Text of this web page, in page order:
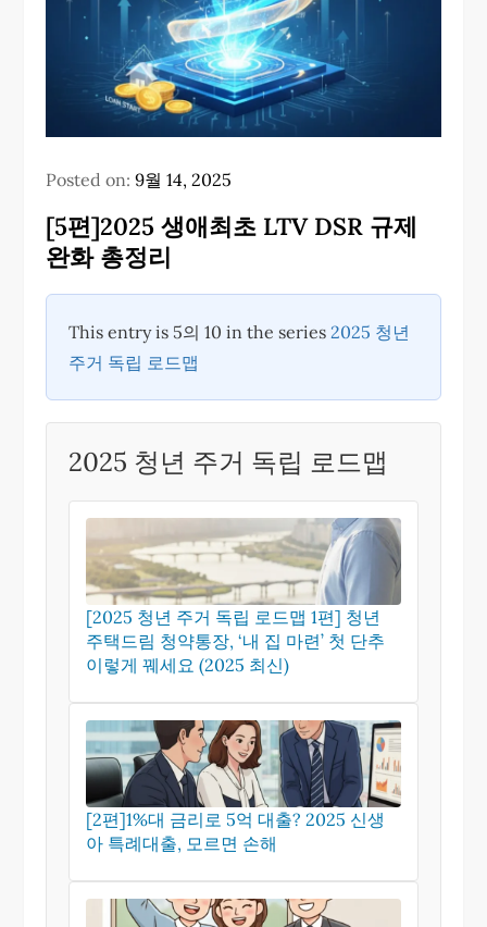
Posted on:9월 14, 2025
[5편]2025 생애최초 LTV DSR 규제
완화 총정리
This entry is 5의 10 in the series 2025 청년
주거 독립 로드맵
2025 청년 주거 독립 로드맵
[2025 청년 주거 독립 로드맵 1편] 청년
주택드림 청약통장, ‘내 집 마련’ 첫 단추
이렇게 꿰세요 (2025 최신)
[2편]​1%대 금리로 5억 대출? 2025 신생
아 특례대출, 모르면 손해